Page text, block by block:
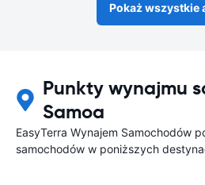
Pokaż wszystkie
Punkty wynajmu
Samoa
EasyTerra Wynajem Samochodów
samochodów w poniższych